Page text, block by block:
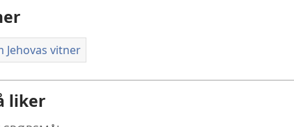
Jehovas vitner
liker